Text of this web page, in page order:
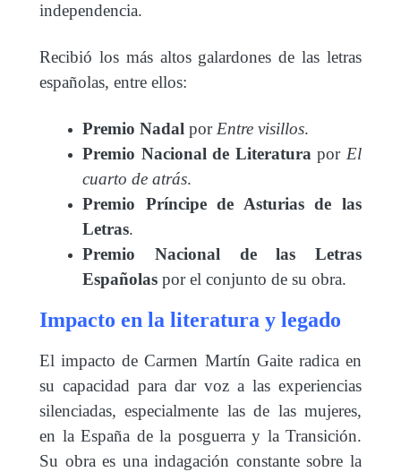
independencia.
Recibió los más altos galardones de las letras
españolas, entre ellos:
Premio Nadal porEntre visillos.
Premio Nacional de LiteraturaporEl
cuarto de atrás.
Premio Príncipe de Asturias de las
Letras.
Premio Nacional de las Letras
Españolas por el conjunto de su obra.
Impacto en la literatura y legado
El impacto de Carmen Martín Gaite radica en
su capacidad para dar voz a las experiencias
silenciadas, especialmente las de las mujeres,
en la España de la posguerra y la Transición.
Su obra es una indagación constante sobre la